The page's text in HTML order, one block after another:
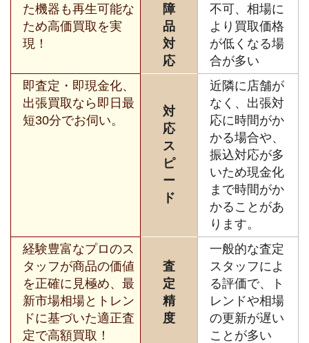
た機器も再生可能な
ため高価買取を実
現！
障
品
対
応
不可、相場に
より買取価格
が低くなる場
合が多い
即査定・即現金化、
出張買取なら即日最
短30分でお伺い。
対
応
ス
ピ
ー
ド
近隣に店舗が
なく、出張対
応に時間がか
かる場合や、
振込対応が多
いため現金化
まで時間がか
かることがあ
ります。
経験豊富なプロのス
タッフが商品の価値
を正確に見極め、最
新市場相場とトレン
ドに基づいた適正査
定で高額買取！
査
定
精
度
一般的な査定
スタッフによ
る評価で、ト
レンドや相場
の更新が遅い
ことが多い